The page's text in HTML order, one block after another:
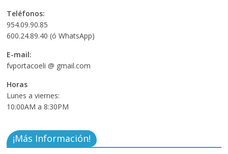
Teléfonos:
954.09.90.85
600.24.89.40 (ó WhatsApp)
E-mail:
fvportacoeli @ gmail.com
Horas
Lunes a viernes:
10:00AM a 8:30PM
¡Más Información!